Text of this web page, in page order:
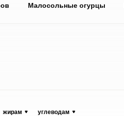
Малосольные огурцы
жирам углеводам